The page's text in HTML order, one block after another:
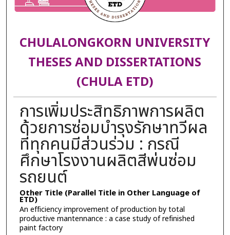
CHULALONGKORN UNIVERSITY
THESES AND DISSERTATIONS
(CHULA ETD)
การเพิ่มประสิทธิภาพการผลิต
ด้วยการซ่อมบำรุงรักษาทวีผล
ที่ทุกคนมีส่วนร่วม : กรณี
ศึกษาโรงงานผลิตสีพ่นซ่อม
รถยนต์
Other Title (Parallel Title in Other Language of
ETD)
An efficiency improvement of production by total
productive mantennance : a case study of refinished
paint factory